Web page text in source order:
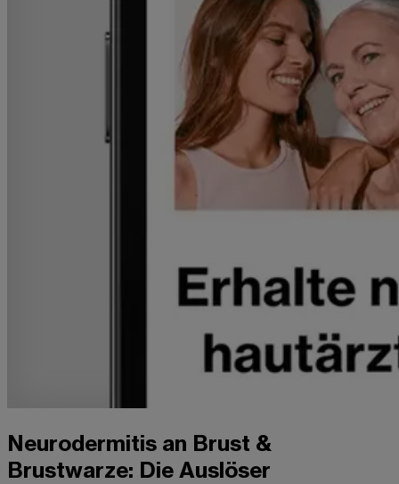
Neurodermitis an Brust &
Brustwarze: Die Auslöser